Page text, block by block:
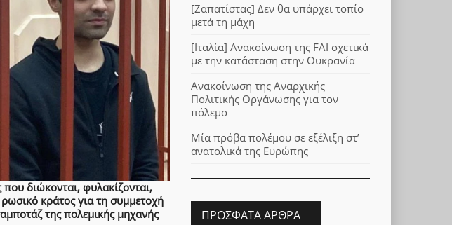
διώκονται, φυλακίζονται,
κράτος για τη συμμετοχή
της πολεμικής μηχανής
[Ζαπατίστας] Δεν θα υπάρχει τοπίο
μετά τη μάχη
[Ιταλία] Ανακοίνωση της FAI σχετικά
με την κατάσταση στην Ουκρανία
Ανακοίνωση της Αναρχικής
Πολιτικής Οργάνωσης για τον
πόλεμο
Μία πρόβα πολέμου σε εξέλιξη στ’
ανατολικά της Ευρώπης
ΠΡΌΣΦΑΤΑ ΆΡΘΡΑ